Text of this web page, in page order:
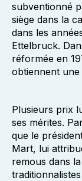
subventionné
siège dans la
dans les
Ettelbruck.
réformée en
obtiennent une
Plusieurs prix
ses mérites.
que le
Mart, lui
remous dans